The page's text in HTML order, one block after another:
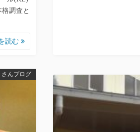
調査と
読む
さんブログ